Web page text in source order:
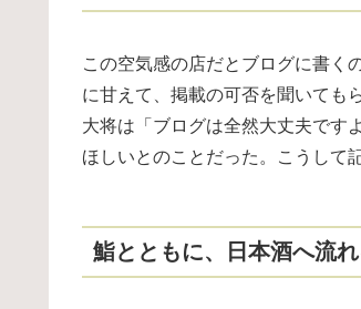
この空気感の店だとブログに書く
に甘えて、掲載の可否を聞いても
大将は「ブログは全然大丈夫です
ほしいとのことだった。こうして
鮨とともに、日本酒へ流